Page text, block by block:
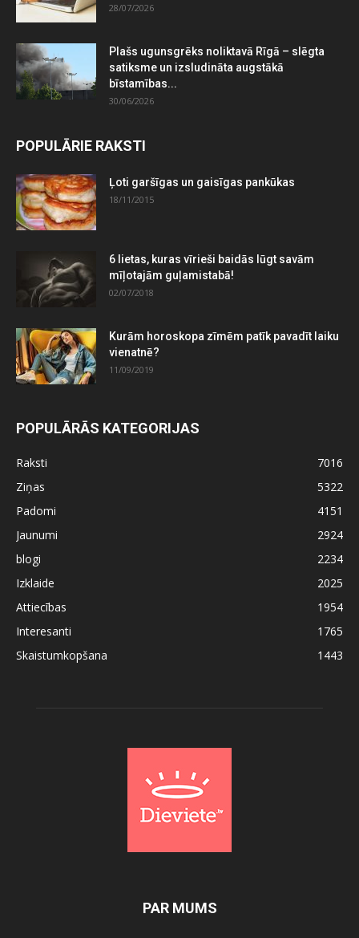
28/07/2026
Plašs ugunsgrēks noliktavā Rīgā – slēgta
satiksme un izsludināta augstākā
bīstamības...
30/06/2026
POPULĀRIE RAKSTI
Ļoti garšīgas un gaisīgas pankūkas
18/11/2015
6 lietas, kuras vīrieši baidās lūgt savām
mīļotajām guļamistabā!
02/07/2018
Kurām horoskopa zīmēm patīk pavadīt laiku
vienatnē?
11/09/2019
POPULĀRĀS KATEGORIJAS
Raksti
7016
Ziņas
5322
Padomi
4151
Jaunumi
2924
blogi
2234
Izklaide
2025
Attiecības
1954
Interesanti
1765
Skaistumkopšana
1443
PAR MUMS